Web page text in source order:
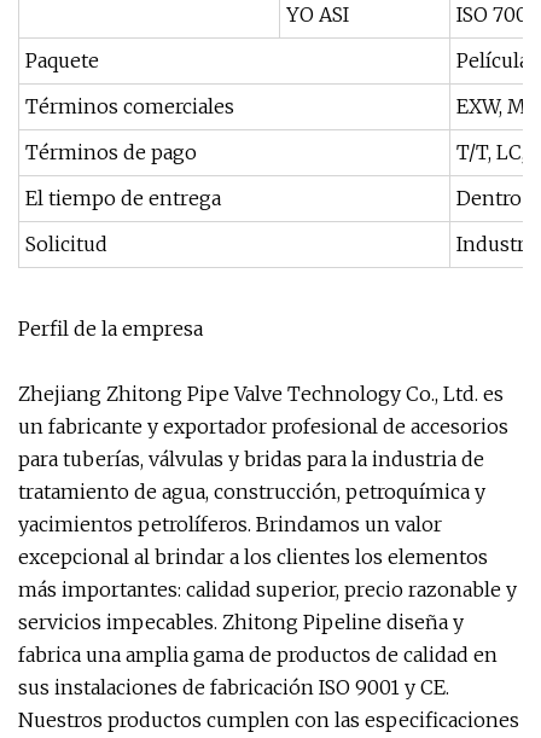
YO ASI
ISO
Paquete
Película
Términos comerciales
EXW,
Términos de pago
T/T, LC,
El tiempo de entrega
Dentro
Solicitud
Perfil de la empresa
Zhejiang Zhitong Pipe Valve Technology Co., Ltd. es
un fabricante y exportador profesional de accesorios
para tuberías, válvulas y bridas para la industria de
tratamiento de agua, construcción, petroquímica y
yacimientos petrolíferos. Brindamos un valor
excepcional al brindar a los clientes los elementos
más importantes: calidad superior, precio razonable y
servicios impecables. Zhitong Pipeline diseña y
fabrica una amplia gama de productos de calidad en
sus instalaciones de fabricación ISO 9001 y CE.
Nuestros productos cumplen con las especificaciones